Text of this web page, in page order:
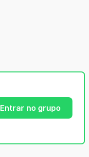
Entrar no grupo